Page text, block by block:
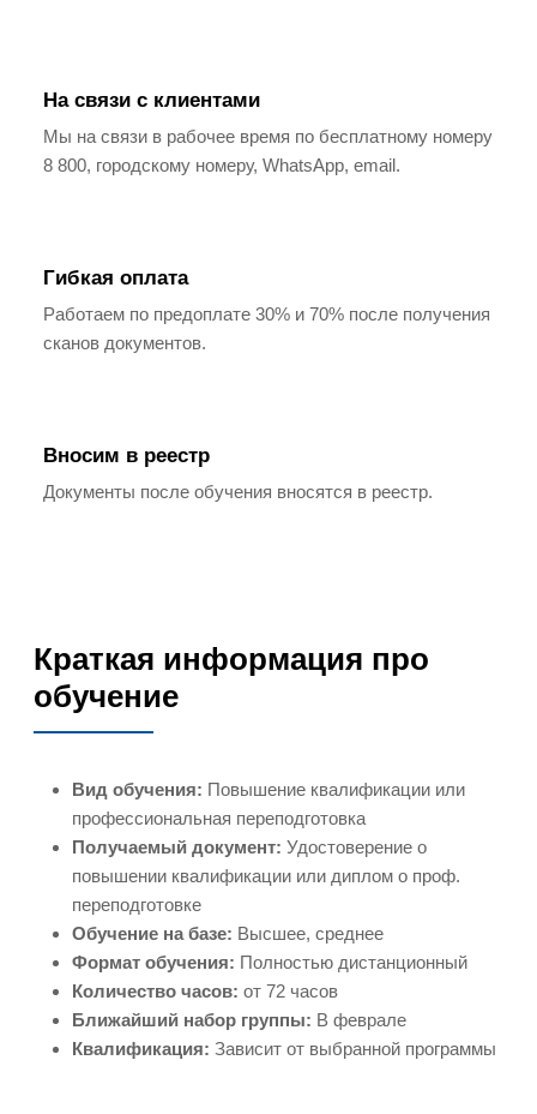
На связи с клиентами
Мы на связи в рабочее время по бесплатному номеру
8 800, городскому номеру, WhatsApp, email.
Гибкая оплата
Работаем по предоплате 30% и 70% после получения
сканов документов.
Вносим в реестр
Документы после обучения вносятся в реестр.
Краткая информация про
обучение
Вид обучения: Повышение квалификации или
профессиональная переподготовка
Получаемый документ: Удостоверение о
повышении квалификации или диплом о проф.
переподготовке
Обучение на базе: Высшее, среднее
Формат обучения: Полностью дистанционный
Количество часов: от 72 часов
Ближайший набор группы: В феврале
Квалификация: Зависит от выбранной программы